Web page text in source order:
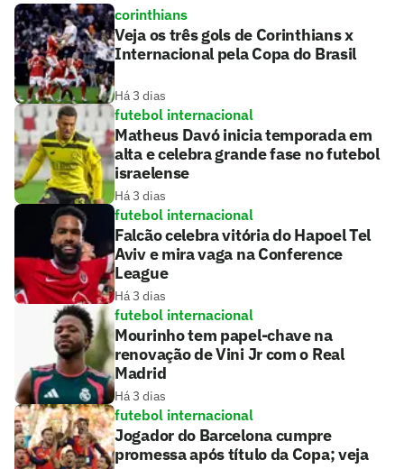
corinthians
Veja os três gols de Corinthians x
Internacional pela Copa do Brasil
Há 3 dias
futebol internacional
Matheus Davó inicia temporada em
alta e celebra grande fase no futebol
israelense
Há 3 dias
futebol internacional
Falcão celebra vitória do Hapoel Tel
Aviv e mira vaga na Conference
League
Há 3 dias
futebol internacional
Mourinho tem papel-chave na
renovação de Vini Jr com o Real
Madrid
Há 3 dias
futebol internacional
Jogador do Barcelona cumpre
promessa após título da Copa; veja